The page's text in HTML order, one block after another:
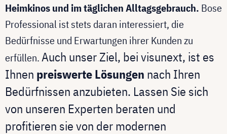
Heimkinos und im täglichen Alltagsgebrauch. Bose
Professional ist stets daran interessiert, die
Bedürfnisse und Erwartungen ihrer Kunden zu
erfüllen.Auch unser Ziel, bei visunext, ist es
Ihnen preiswerte Lösungen nach Ihren
Bedürfnissen anzubieten. Lassen Sie sich
von unseren Experten beraten und
profitieren sie von der modernen